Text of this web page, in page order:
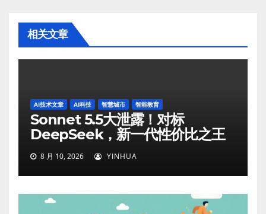
相关文章
AI技术文章 AI科技 智慧城市 智能教育
Sonnet 5.5大泄露！对标
DeepSeek，新一代性价比之王
8 月 10, 2026 YINHUA